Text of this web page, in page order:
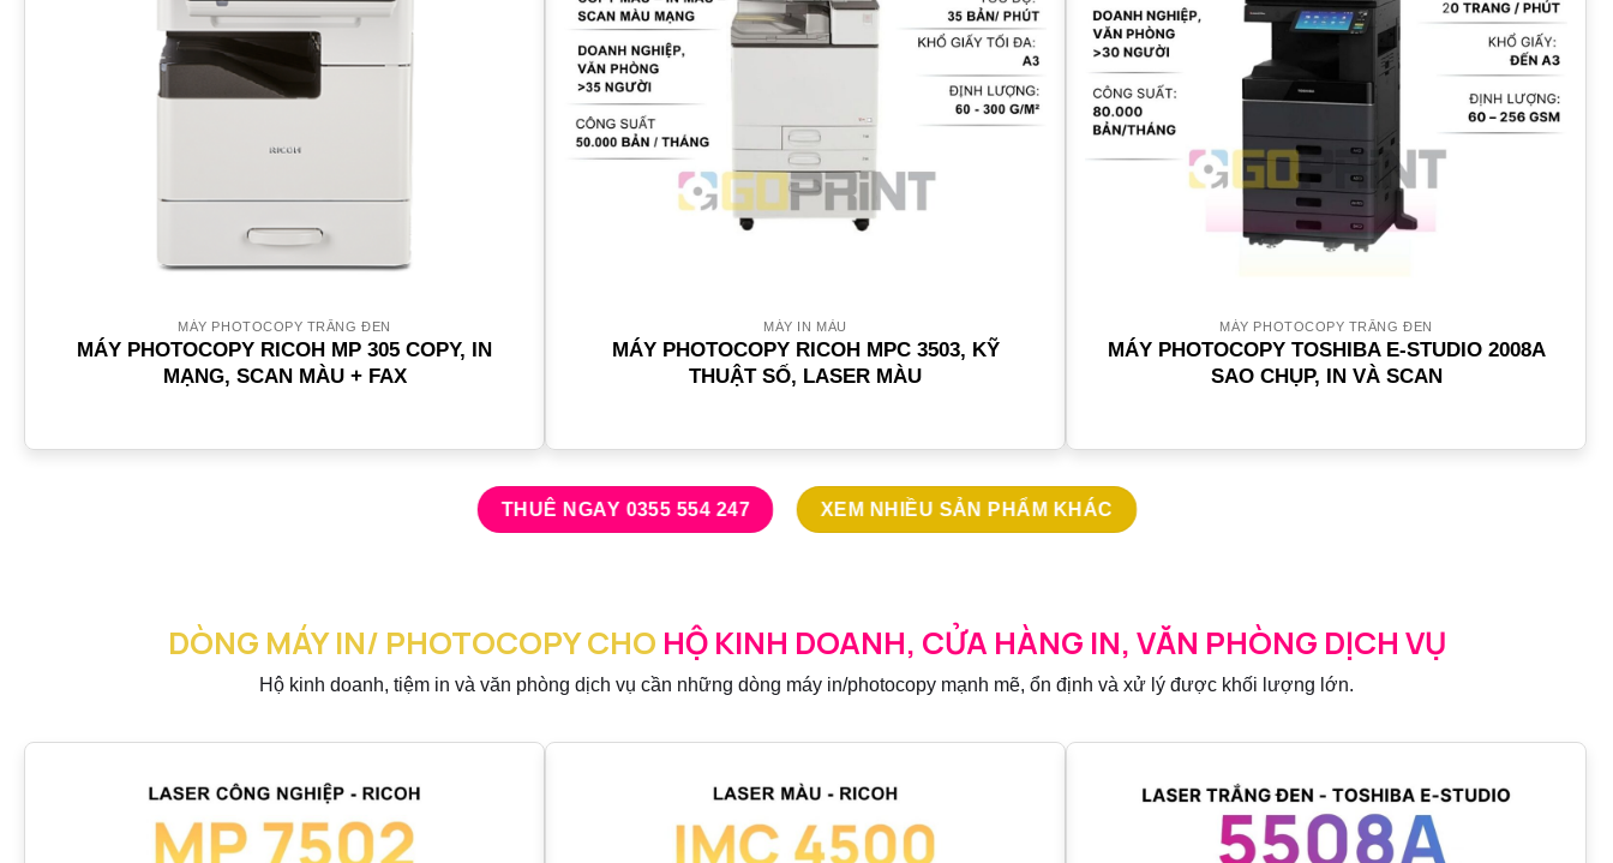
MÁY PHOTOCOPY TRẮNG ĐEN
MÁY PHOTOCOPY RICOH MP 305 COPY, IN
MẠNG, SCAN MÀU + FAX
MÁY IN MÀU
MÁY PHOTOCOPY RICOH MPC 3503, KỸ
THUẬT SỐ, LASER MÀU
MÁY PHOTOCOPY TRẮNG ĐEN
MÁY PHOTOCOPY TOSHIBA E-STUDIO 2008A
SAO CHỤP, IN VÀ SCAN
THUÊ NGAY 0355 554 247 XEM NHIỀU SẢN PHẨM KHÁC
DÒNG MÁY IN/ PHOTOCOPY CHO HỘ KINH DOANH, CỬA HÀNG IN, VĂN PHÒNG DỊCH VỤ
Hộ kinh doanh, tiệm in và văn phòng dịch vụ cần những dòng máy in/photocopy mạnh mẽ, ổn định và xử lý được khối lượng lớn.